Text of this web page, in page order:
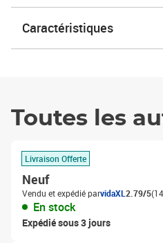
Caractéristiques
Toutes les
Livraison Offerte
Neuf
Vendu et expédié parvidaXL 2.79/5
En stock
Expédié sous 3 jours